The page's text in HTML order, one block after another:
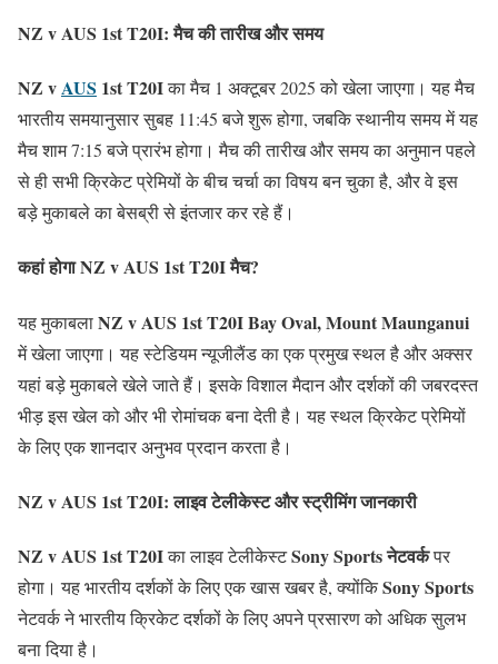
NZ v AUS 1st T20I: मैच की तारीख और समय
NZ vAUS 1st T20Iका मैच 1 अक्टूबर 2025 को खेला जाएगा। यह मैच
भारतीय समयानुसार सुबह 11:45 बजे शुरू होगा, जबकि स्थानीय समय में यह
मैच शाम 7:15 बजे प्रारंभ होगा। मैच की तारीख और समय का अनुमान पहले
से ही सभी क्रिकेट प्रेमियों के बीच चर्चा का विषय बन चुका है, और वे इस
बड़े मुकाबले का बेसब्री से इंतजार कर रहे हैं।
कहां होगा NZ v AUS 1st T20I मैच?
यह मुकाबलाNZ v AUS 1st T20IBay Oval, Mount Maunganui
में खेला जाएगा। यह स्टेडियम न्यूजीलैंड का एक प्रमुख स्थल है और अक्सर
यहां बड़े मुकाबले खेले जाते हैं। इसके विशाल मैदान और दर्शकों की जबरदस्त
भीड़ इस खेल को और भी रोमांचक बना देती है। यह स्थल क्रिकेट प्रेमियों
के लिए एक शानदार अनुभव प्रदान करता है।
NZ v AUS 1st T20I: लाइव टेलीकेस्ट और स्ट्रीमिंग जानकारी
NZ v AUS 1st T20Iका लाइव टेलीकेस्टSony Sports नेटवर्कपर
होगा। यह भारतीय दर्शकों के लिए एक खास खबर है, क्योंकिSony Sports
नेटवर्क ने भारतीय क्रिकेट दर्शकों के लिए अपने प्रसारण को अधिक सुलभ
बना दिया है।